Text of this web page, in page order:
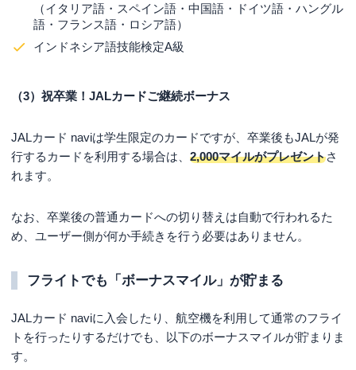
（イタリア語・スペイン語・中国語・ドイツ語・ハングル
語・フランス語・ロシア語）
インドネシア語技能検定A級
（3）祝卒業！JALカードご継続ボーナス
JALカード naviは学生限定のカードですが、卒業後もJALが発
行するカードを利用する場合は、 2,000マイルがプレゼントさ
れます。
なお、卒業後の普通カードへの切り替えは自動で行われるた
め、ユーザー側が何か手続きを行う必要はありません。
フライトでも「ボーナスマイル」が貯まる
JALカード naviに入会したり、航空機を利用して通常のフライ
トを行ったりするだけでも、以下のボーナスマイルが貯まりま
す。